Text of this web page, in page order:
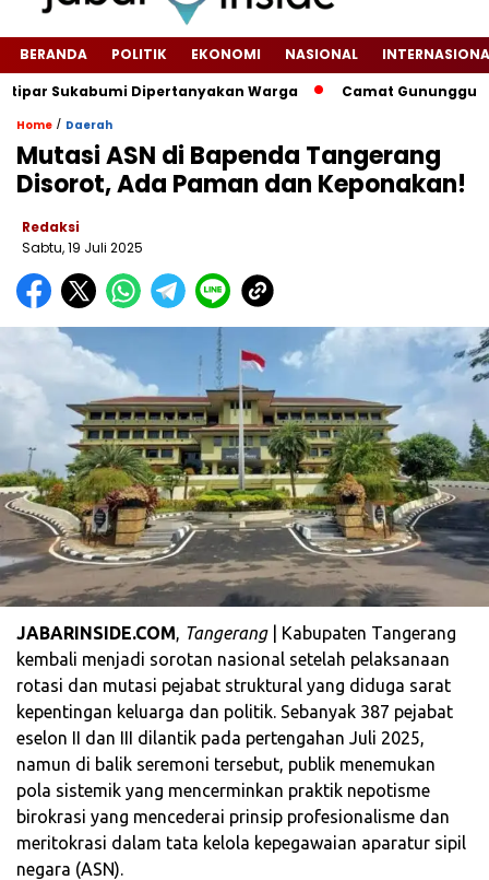
BERANDA POLITIK EKONOMI NASIONAL
Dipertanyakan Warga
‎‎Camat Gunungguruh
Home / Daerah
Mutasi ASN di Bapenda Tangerang
Disorot, Ada Paman dan Keponakan!
Redaksi
Sabtu, 19 Juli 2025
JABARINSIDE.COM, Tangerang| Kabupaten Tangerang
kembali menjadi sorotan nasional setelah pelaksanaan
rotasi dan mutasi pejabat struktural yang diduga sarat
kepentingan keluarga dan politik. Sebanyak 387 pejabat
eselon II dan III dilantik pada pertengahan Juli 2025,
namun di balik seremoni tersebut, publik menemukan
pola sistemik yang mencerminkan praktik nepotisme
birokrasi yang mencederai prinsip profesionalisme dan
meritokrasi dalam tata kelola kepegawaian aparatur sipil
negara (ASN).